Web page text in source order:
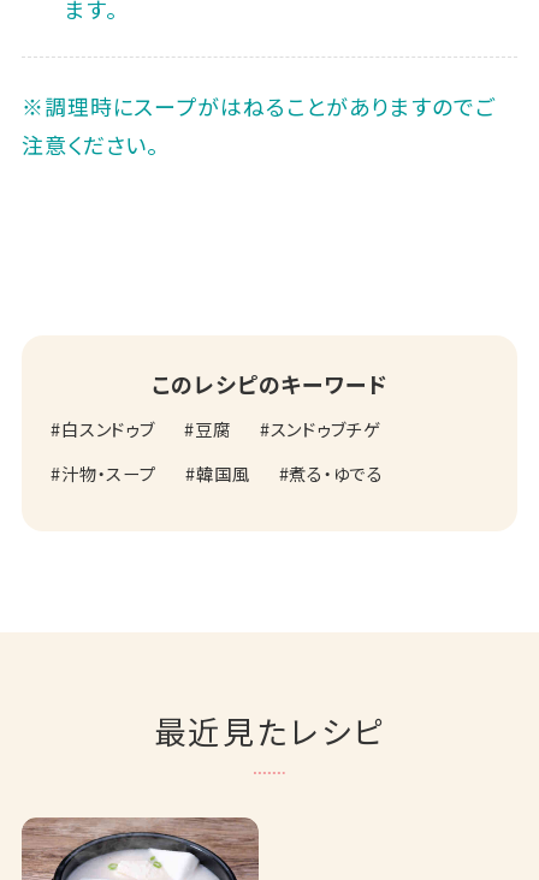
ます。
※調理時にスープがはねることがありますのでご
注意ください。
このレシピのキーワード
白スンドゥブ 豆腐
スンドゥブチゲ
汁物・スープ
韓国風 煮る・ゆでる
最近見たレシピ